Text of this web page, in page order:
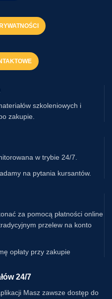
szkoleniowych i
zakupie.
w trybie 24/7.
na pytania kursantów.
za pomocą płatności online
przelew na konto
opłaty przy zakupie
24/7
Masz zawsze dostęp do